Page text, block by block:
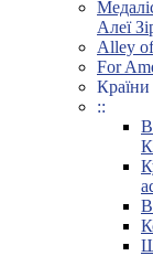
Алеї
Alley
For
Країни
::